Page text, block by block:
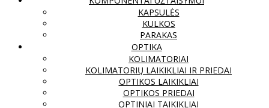
KAPSULĖS
KULKOS
PARAKAS
OPTIKA
KOLIMATORIAI
KOLIMATORIŲ LAIKIKLIAI IR PRIEDAI
OPTIKOS LAIKIKLIAI
OPTIKOS PRIEDAI
OPTINIAI TAIKIKLIAI